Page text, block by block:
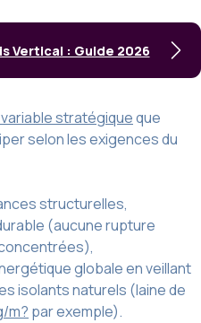
Vertical : Guide 2026
stratégiqueque
selon les exigences du
structurelles,
(aucune rupture
globale en veillant
isolants naturels (laine de
m? par exemple).